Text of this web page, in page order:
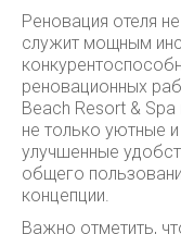
Реновация отеля
служит мощным
реновационных
Beach Resort &
не только уютные
улучшенные
общего
концепции.
Важно отметить,